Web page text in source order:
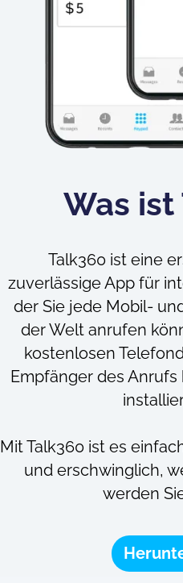
Was ist
Talk360 ist eine
zuverlässige App für
der Sie jede Mobil-
der Welt anrufen
kostenlosen
Empfänger des
Mit Talk360 ist es
und erschwinglich,
werden